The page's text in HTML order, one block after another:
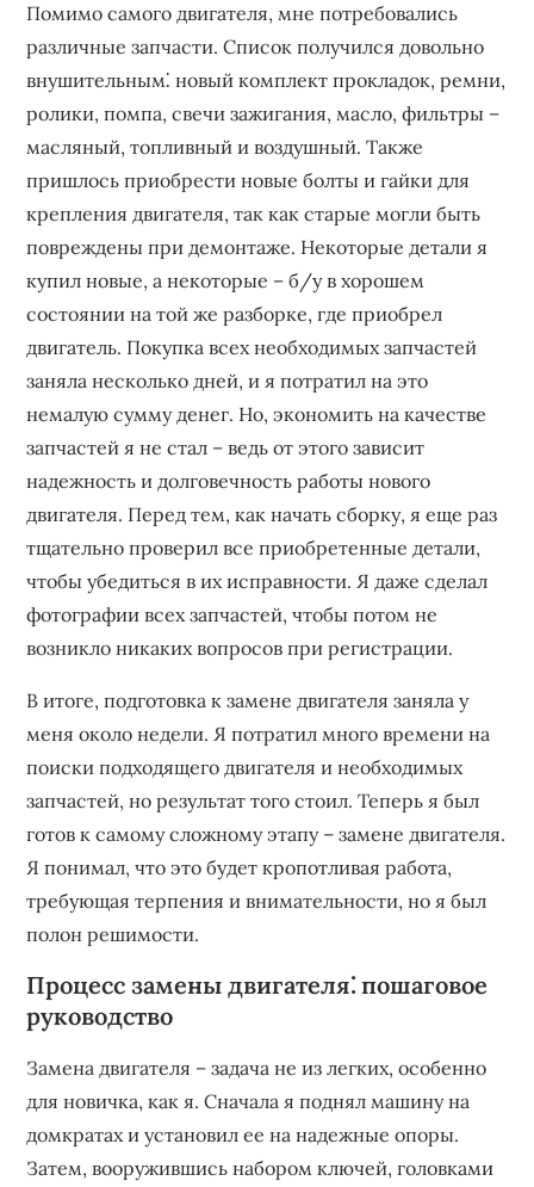
Помимо самого двигателя, мне потребовались
различные запчасти. Список получился довольно
внушительным⁚ новый комплект прокладок, ремни,
ролики, помпа, свечи зажигания, масло, фильтры –
масляный, топливный и воздушный. Также
пришлось приобрести новые болты и гайки для
крепления двигателя, так как старые могли быть
повреждены при демонтаже. Некоторые детали я
купил новые, а некоторые – б/у в хорошем
состоянии на той же разборке, где приобрел
двигатель. Покупка всех необходимых запчастей
заняла несколько дней, и я потратил на это
немалую сумму денег. Но, экономить на качестве
запчастей я не стал – ведь от этого зависит
надежность и долговечность работы нового
двигателя. Перед тем, как начать сборку, я еще раз
тщательно проверил все приобретенные детали,
чтобы убедиться в их исправности. Я даже сделал
фотографии всех запчастей, чтобы потом не
возникло никаких вопросов при регистрации.
В итоге, подготовка к замене двигателя заняла у
меня около недели. Я потратил много времени на
поиски подходящего двигателя и необходимых
запчастей, но результат того стоил. Теперь я был
готов к самому сложному этапу – замене двигателя.
Я понимал, что это будет кропотливая работа,
требующая терпения и внимательности, но я был
полон решимости.
Процесс замены двигателя⁚ пошаговое
руководство
Замена двигателя – задача не из легких, особенно
для новичка, как я. Сначала я поднял машину на
домкратах и установил ее на надежные опоры.
Затем, вооружившись набором ключей, головками